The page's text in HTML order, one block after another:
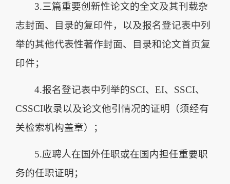
3.三篇重要创新性论文的全文及其刊载杂
志封面、目录的复印件，以及报名登记表中列
举的其他代表性著作封面、目录和论文首页复
印件；
4.报名登记表中列举的SCI、EI、SSCI、
CSSCI收录以及论文他引情况的证明（须经有
关检索机构盖章）；
5.应聘人在国外任职或在国内担任重要职
务的任职证明；